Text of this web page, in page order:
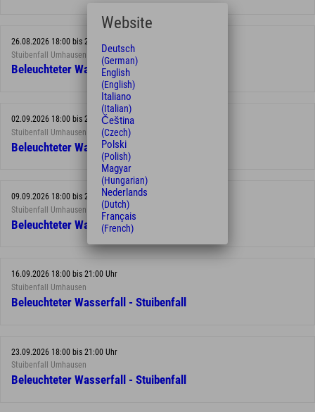
26.08.2026 18:00 bis 21:00 Uhr
Stuibenfall Umhausen
Beleuchteter Wasserfall - Stuibenfall
02.09.2026 18:00 bis 21:00 Uhr
Stuibenfall Umhausen
Beleuchteter Wasserfall - Stuibenfall
09.09.2026 18:00 bis 21:00 Uhr
Stuibenfall Umhausen
Beleuchteter Wasserfall - Stuibenfall
16.09.2026 18:00 bis 21:00 Uhr
Stuibenfall Umhausen
Beleuchteter Wasserfall - Stuibenfall
23.09.2026 18:00 bis 21:00 Uhr
Stuibenfall Umhausen
Beleuchteter Wasserfall - Stuibenfall
Website
Deutsch
(German)
English
(English)
Italiano
(Italian)
Čeština
(Czech)
Polski
(Polish)
Magyar
(Hungarian)
Nederlands
(Dutch)
Français
(French)